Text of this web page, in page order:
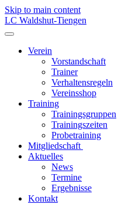
Skip to main content
LC Waldshut-Tiengen
Verein
Vorstandschaft
Trainer
Verhaltensregeln
Vereinsshop
Training
Trainingsgruppen
Trainingszeiten
Probetraining
Mitgliedschaft
Aktuelles
News
Termine
Ergebnisse
Kontakt